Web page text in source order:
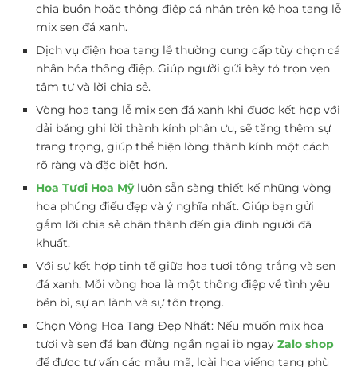
chia buồn hoặc thông điệp cá nhân trên kệ hoa tang lễ
mix sen đá xanh.
Dịch vụ điện hoa tang lễ thường cung cấp tùy chọn cá
nhân hóa thông điệp. Giúp người gửi bày tỏ trọn vẹn
tâm tư và lời chia sẻ.
Vòng hoa tang lễ mix sen đá xanh khi được kết hợp với
dải băng ghi lời thành kính phân ưu, sẽ tăng thêm sự
trang trọng, giúp thể hiện lòng thành kính một cách
rõ ràng và đặc biệt hơn.
Hoa Tươi Hoa Mỹluôn sẵn sàng thiết kế những vòng
hoa phúng điếu đẹp và ý nghĩa nhất. Giúp bạn gửi
gắm lời chia sẻ chân thành đến gia đình người đã
khuất.
Với sự kết hợp tinh tế giữa hoa tươi tông trắng và sen
đá xanh. Mỗi vòng hoa là một thông điệp về tình yêu
bền bỉ, sự an lành và sự tôn trọng.
Chọn Vòng Hoa Tang Đẹp Nhất: Nếu muốn mix hoa
tươi và sen đá bạn đừng ngần ngại ib ngay Zalo shop
để được tư vấn các mẫu mã, loài hoa viếng tang phù